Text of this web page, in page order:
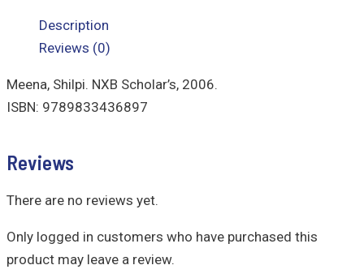
Description
Reviews (0)
Meena, Shilpi. NXB Scholar’s, 2006.
ISBN: 9789833436897
Reviews
There are no reviews yet.
Only logged in customers who have purchased this
product may leave a review.